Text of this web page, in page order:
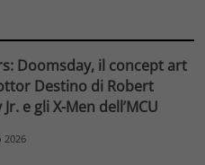
Doomsday, il concept art
Destino di Robert
e gli X-Men dell’MCU
2026